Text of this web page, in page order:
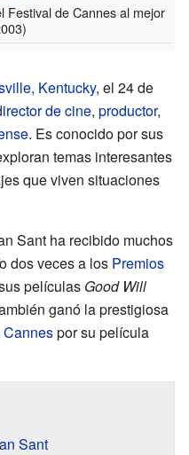
Festival de Cannes al mejor
, Kentucky, el 24 de
de cine, productor,
. Es conocido por sus
temas interesantes
que viven situaciones
Sant ha recibido muchos
dos veces a los Premios
películas Good Will
ganó la prestigiosa
por su película
Sant